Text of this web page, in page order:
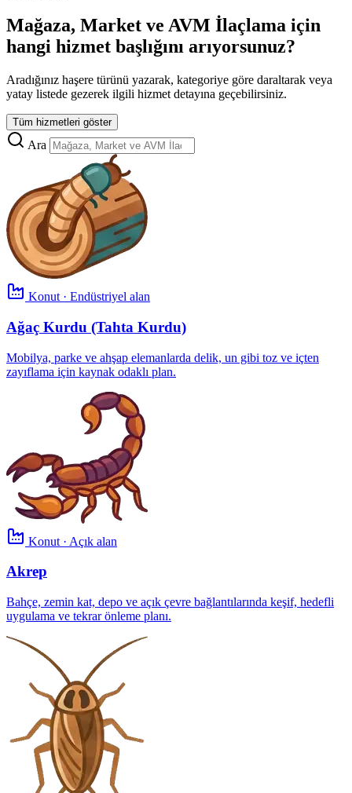
Mağaza, Market ve AVM İlaçlama için
hangi hizmet başlığını arıyorsunuz?
Aradığınız haşere türünü yazarak, kategoriye göre daraltarak veya
yatay listede gezerek ilgili hizmet detayına geçebilirsiniz.
Tüm hizmetleri göster
Ara
Konut · Endüstriyel alan
Ağaç Kurdu (Tahta Kurdu)
Mobilya, parke ve ahşap elemanlarda delik, un gibi toz ve içten
zayıflama için kaynak odaklı plan.
Konut · Açık alan
Akrep
Bahçe, zemin kat, depo ve açık çevre bağlantılarında keşif, hedefli
uygulama ve tekrar önleme planı.